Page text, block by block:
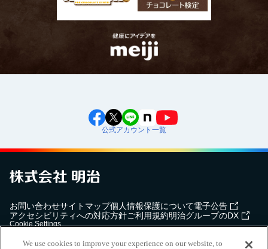
公式アカウント一覧
お問い合わせサイトマップ個人情報保護について電子公告
アクセシビリティへの対応方針ご利用規約明治グループのDX
Cookie Settings
We use cookies to improve your experience on our website, to